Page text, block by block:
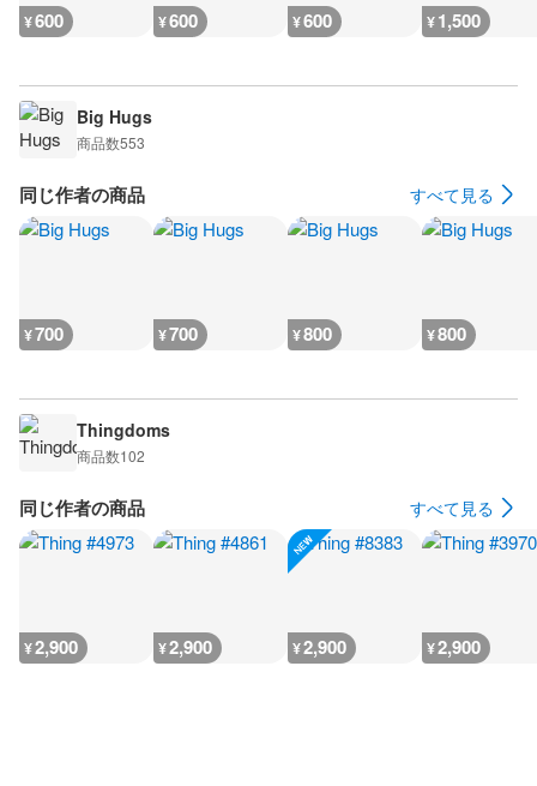
¥600 ¥600 ¥600 ¥1,500
Big Hugs
商品数553
同じ作者の商品 すべて見る
¥700 ¥700 ¥800 ¥800
Thingdoms
商品数102
同じ作者の商品 すべて見る
¥2,900 ¥2,900 ¥2,900 ¥2,900